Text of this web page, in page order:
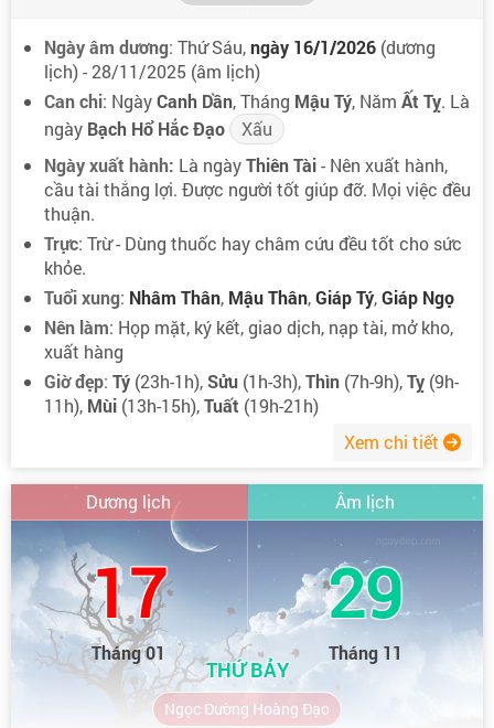
Ngày âm dương: Thứ Sáu,ngày 16/1/2026 (dương
lịch) - 28/11/2025 (âm lịch)
Can chi: NgàyCanh Dần, Tháng Mậu Tý, Năm Ất Tỵ. Là
ngày Bạch Hổ Hắc Đạo
Xấu
Ngày xuất hành: Là ngàyThiên Tài- Nên xuất hành,
cầu tài thắng lợi. Được người tốt giúp đỡ. Mọi việc đều
thuận.
Trực: Trừ - Dùng thuốc hay châm cứu đều tốt cho sức
khỏe.
Tuổi xung: Nhâm Thân, Mậu Thân,Giáp Tý,Giáp Ngọ
Nên làm: Họp mặt, ký kết, giao dịch, nạp tài, mở kho,
xuất hàng
Giờ đẹp: Tý (23h-1h),Sửu (1h-3h),Thìn (7h-9h),Tỵ (9h-
11h), Mùi (13h-15h),Tuất (19h-21h)
Xem chi tiết
Dương lịch
17
Tháng 01
Âm lịch
29
Tháng 11
THỨ BẢY
Ngọc Đường Hoàng Đạo